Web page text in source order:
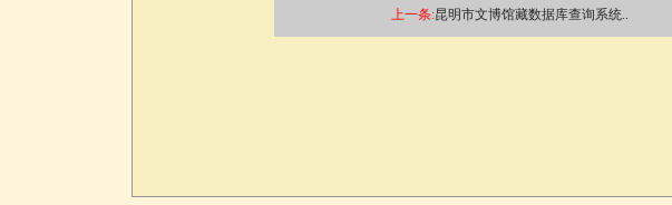
上一条:昆明市文博馆藏数据库查询系统..